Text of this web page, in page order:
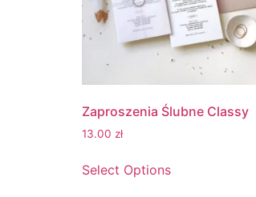
Zaproszenia Ślubne Classy
13.00 zł
Select Options